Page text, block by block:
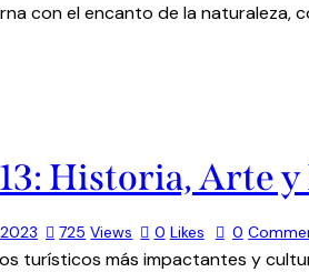
con el encanto de la
Historia, Arte
725 Views 0 Likes 0
turísticos más impactantes y